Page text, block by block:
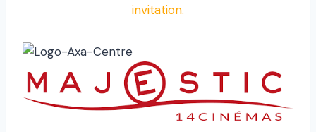
invitation.